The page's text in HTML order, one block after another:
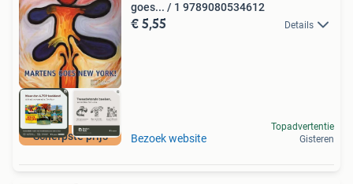
Scherpste prijs
goes... / 1 9789080534612
€ 5,55 Details
Bezoek website
Topadvertentie
Gisteren